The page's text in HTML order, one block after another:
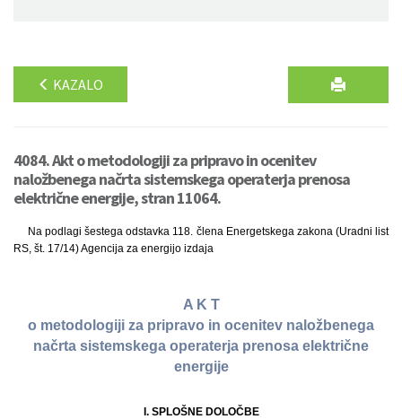
KAZALO
4084. Akt o metodologiji za pripravo in ocenitev
naložbenega načrta sistemskega operaterja prenosa
električne energije, stran 11064.
Na podlagi šestega odstavka 118. člena Energetskega zakona (Uradni list
RS, št. 17/14) Agencija za energijo izdaja
A K T
o metodologiji za pripravo in ocenitev naložbenega
načrta sistemskega operaterja prenosa električne
energije
I. SPLOŠNE DOLOČBE